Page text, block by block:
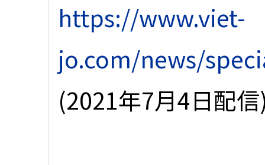
https://www.viet-
jo.com/news/
(2021年7月4日配